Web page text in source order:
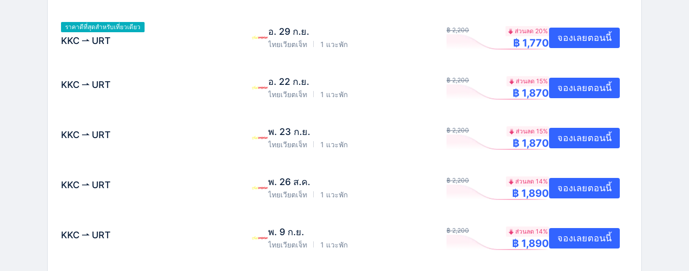
ราคาดีที่สุดสำหรับเที่ยวเดียว
KKC URT
อ. 29 ก.ย.
ไทยเวียตเจ็ท 1 แวะพัก
฿ 2,200 ส่วนลด 20%
฿ 1,770 จองเลยตอนนี้
KKC URT อ. 22 ก.ย.
ไทยเวียตเจ็ท 1 แวะพัก
฿ 2,200 ส่วนลด 15%
฿ 1,870 จองเลยตอนนี้
KKC URT พ. 23 ก.ย.
ไทยเวียตเจ็ท 1 แวะพัก
฿ 2,200 ส่วนลด 15%
฿ 1,870 จองเลยตอนนี้
KKC URT พ. 26 ส.ค.
ไทยเวียตเจ็ท 1 แวะพัก
฿ 2,200 ส่วนลด 14%
฿ 1,890 จองเลยตอนนี้
KKC URT พ. 9 ก.ย.
ไทยเวียตเจ็ท 1 แวะพัก
฿ 2,200 ส่วนลด 14%
฿ 1,890 จองเลยตอนนี้